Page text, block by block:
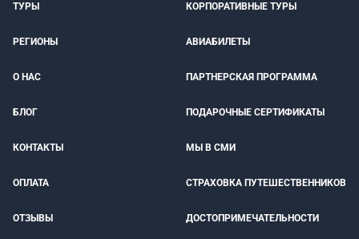
ТУРЫ КОРПОРАТИВНЫЕ ТУРЫ
РЕГИОНЫ АВИАБИЛЕТЫ
О НАС ПАРТНЕРСКАЯ ПРОГРАММА
БЛОГ ПОДАРОЧНЫЕ СЕРТИФИКАТЫ
КОНТАКТЫ МЫ В СМИ
ОПЛАТА СТРАХОВКА ПУТЕШЕСТВЕННИКОВ
ОТЗЫВЫ ДОСТОПРИМЕЧАТЕЛЬНОСТИ